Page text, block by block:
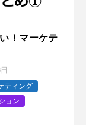
！マーケテ
ティング
ョン